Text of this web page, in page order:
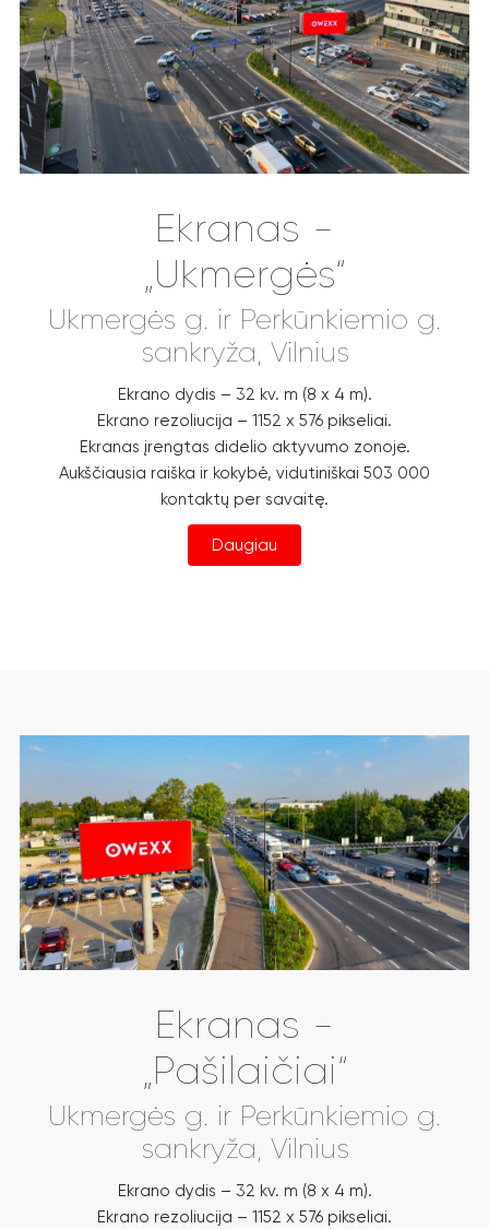
Ekranas -
„Ukmergės“
Ukmergės g. ir Perkūnkiemio g.
sankryža, Vilnius
Ekrano dydis – 32 kv. m (8 x 4 m).
Ekrano rezoliucija – 1152 x 576 pikseliai.
Ekranas įrengtas didelio aktyvumo zonoje.
Aukščiausia raiška ir kokybė, vidutiniškai 503 000
kontaktų per savaitę.
Daugiau
Ekranas -
„Pašilaičiai“
Ukmergės g. ir Perkūnkiemio g.
sankryža, Vilnius
Ekrano dydis – 32 kv. m (8 x 4 m).
Ekrano rezoliucija – 1152 x 576 pikseliai.